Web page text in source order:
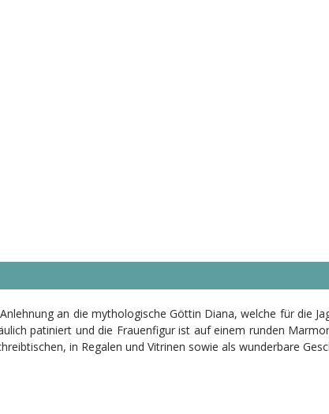
an die mythologische Göttin Diana, welche für die
patiniert und die Frauenfigur ist auf einem runden
in Regalen und Vitrinen sowie als wunderbare